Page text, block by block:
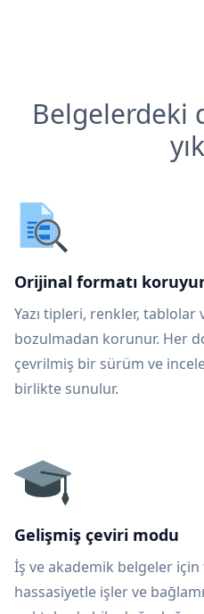
Belgelerdeki
Orijinal formatı
Yazı tipleri, renkler, tablolar
bozulmadan korunur. Her
çevrilmiş bir sürüm ve
birlikte sunulur.
Gelişmiş çeviri modu
İş ve akademik belgeler
hassasiyetle işler ve